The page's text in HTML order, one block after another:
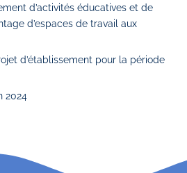
d’activités éducatives et de
d’espaces de travail aux
d’établissement pour la période
2024